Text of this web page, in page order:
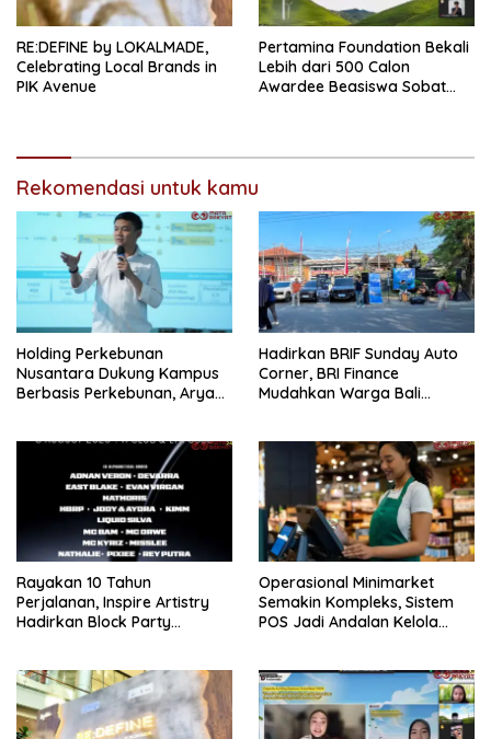
RE:DEFINE by LOKALMADE,
Celebrating Local Brands in
PIK Avenue
Pertamina Foundation Bekali
Lebih dari 500 Calon
Awardee Beasiswa Sobat
Rekomendasi untuk kamu
Holding Perkebunan
Nusantara Dukung Kampus
Berbasis Perkebunan, Arya
Pertama Magister ITSI
Hadirkan BRIF Sunday Auto
Corner, BRI Finance
Mudahkan Warga Bali
Rayakan 10 Tahun
Perjalanan, Inspire Artistry
Hadirkan Block Party
Operasional Minimarket
Semakin Kompleks, Sistem
POS Jadi Andalan Kelola